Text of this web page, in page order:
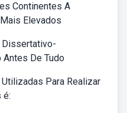
Continentes A
Elevados
Dissertativo-
De Tudo
Para Realizar
é: